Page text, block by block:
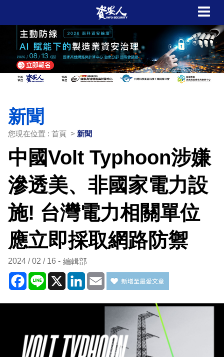
新聞
您現在位置 : 首頁 > 新聞
中國Volt Typhoon涉嫌
滲透美、非國家電力設
施! 台灣電力相關單位
應立即採取網路防禦
2024 / 02 / 16 編輯部
Facebook
Line X LinkedIn
Email